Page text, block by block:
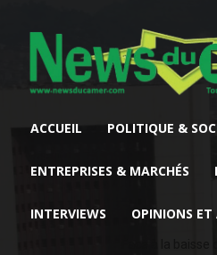
ACCUEIL POLITIQUE &
ENTREPRISES & MARCHÉS
INTERVIEWS OPINIONS ET